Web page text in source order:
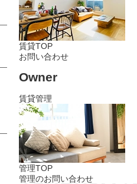
賃貸TOP
お問い合わせ
Owner
賃貸管理
管理TOP
管理のお問い合わせ